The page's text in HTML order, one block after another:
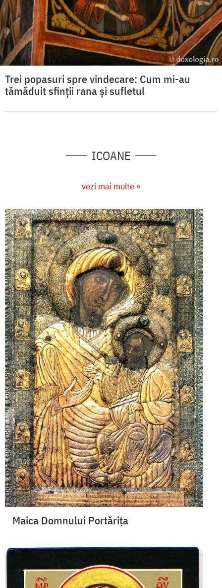
Trei popasuri spre vindecare: Cum mi-au
tămăduit sfinții rana și sufletul
ICOANE
vezi mai multe »
Maica Domnului Portărița